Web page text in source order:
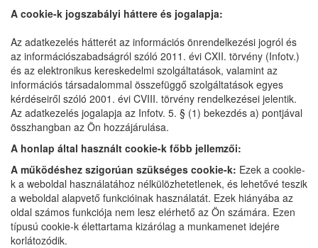
A cookie-k jogszabályi háttere és jogalapja:
Az adatkezelés hátterét az információs önrendelkezési jogról és
az információszabadságról szóló 2011. évi CXII. törvény (Infotv.)
és az elektronikus kereskedelmi szolgáltatások, valamint az
információs társadalommal összefüggő szolgáltatások egyes
kérdéseiről szóló 2001. évi CVIII. törvény rendelkezései jelentik.
Az adatkezelés jogalapja az Infotv. 5. § (1) bekezdés a) pontjával
összhangban az Ön hozzájárulása.
A honlap által használt cookie-k főbb jellemzői:
A működéshez szigorúan szükséges cookie-k: Ezek a cookie-
k a weboldal használatához nélkülözhetetlenek, és lehetővé teszik
a weboldal alapvető funkcióinak használatát. Ezek hiányába az
oldal számos funkciója nem lesz elérhető az Ön számára. Ezen
típusú cookie-k élettartama kizárólag a munkamenet idejére
korlátozódik.